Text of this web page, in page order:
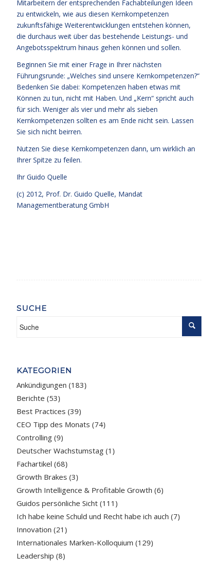
Mitarbeitern der entsprechenden Fachabteilungen Ideen
zu entwickeln, wie aus diesen Kernkompetenzen
zukunftsfähige Weiterentwicklungen entstehen können,
die durchaus weit über das bestehende Leistungs- und
Angebotsspektrum hinaus gehen können und sollen.
Beginnen Sie mit einer Frage in Ihrer nächsten
Führungsrunde: „Welches sind unsere Kernkompetenzen?“
Bedenken Sie dabei: Kompetenzen haben etwas mit
Können zu tun, nicht mit Haben. Und „Kern“ spricht auch
für sich. Weniger als vier und mehr als sieben
Kernkompetenzen sollten es am Ende nicht sein. Lassen
Sie sich nicht beirren.
Nutzen Sie diese Kernkompetenzen dann, um wirklich an
Ihrer Spitze zu feilen.
Ihr Guido Quelle
(c) 2012, Prof. Dr. Guido Quelle, Mandat
Managementberatung GmbH
SUCHE
KATEGORIEN
Ankündigungen (183)
Berichte (53)
Best Practices (39)
CEO Tipp des Monats (74)
Controlling(9)
Deutscher Wachstumstag(1)
Fachartikel (68)
Growth Brakes (3)
Growth Intelligence & Profitable Growth (6)
Guidos persönliche Sicht(111)
Ich habe keine Schuld und Recht habe ich auch (7)
Innovation (21)
Internationales Marken-Kolloquium (129)
Leadership (8)